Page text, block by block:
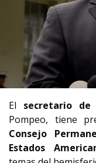
El secretario de
Pompeo, tiene
Consejo
Estados